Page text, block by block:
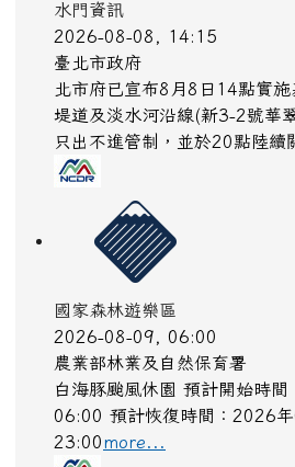
水門資訊
2026-08-08, 14:15
臺北市政府
北市府已宣布8月8日14點實
堤道及淡水河沿線(新3-2號華
只出不進管制，並於20點陸續
國家森林遊樂區
2026-08-09, 06:00
農業部林業及自然保育署
白海豚颱風休園 預計開始時
06:00 預計恢復時間：2026
23:00more...